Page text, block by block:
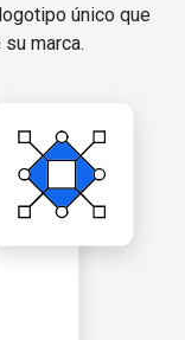
único que
marca.